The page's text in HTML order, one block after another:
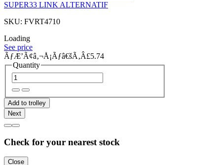
SUPER33 LINK ALTERNATIF
SKU: FVRT4710
Loading
See price
ÃƒÆ’Ã¢â‚¬Å¡Ãƒâ€šÃ‚Â£5.74
Quantity
Add to trolley
Next
Check for your nearest stock
Close